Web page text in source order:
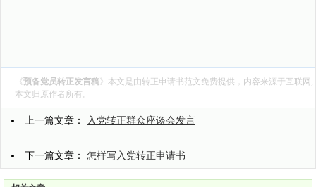
《预备党员转正发言稿》本文是由转正申请书范文免费提供，内容来源于互联网,
本文归原作者所有。
上一篇文章： 入党转正群众座谈会发言
下一篇文章： 怎样写入党转正申请书